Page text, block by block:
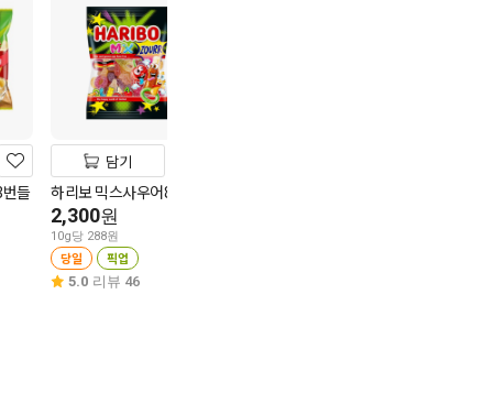
들
담기
하리보 믹스사우어80g
2,300원
10g당 288원
당일 픽업
5.0 리뷰 46